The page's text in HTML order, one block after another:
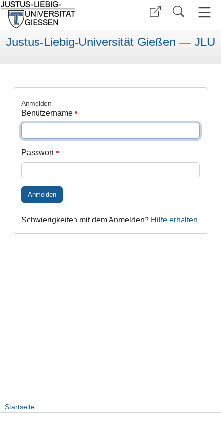
Justus-Liebig-Universität Gießen — JLU
Anmelden
Benutzername
Passwort
Anmelden
Schwierigkeiten mit dem Anmelden? Hilfe erhalten.
Startseite